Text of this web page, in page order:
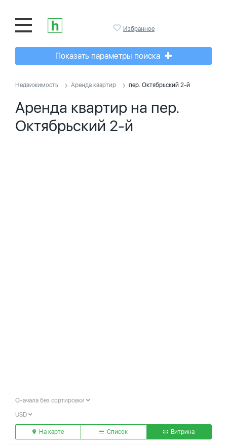
Избранное
Показать параметры поиска
Недвижимость Аренда квартир пер. Октябрьский 2-й
Аренда квартир на пер.
Октябрьский 2-й
Сначала без сортировки
USD
На карте Список Витрина